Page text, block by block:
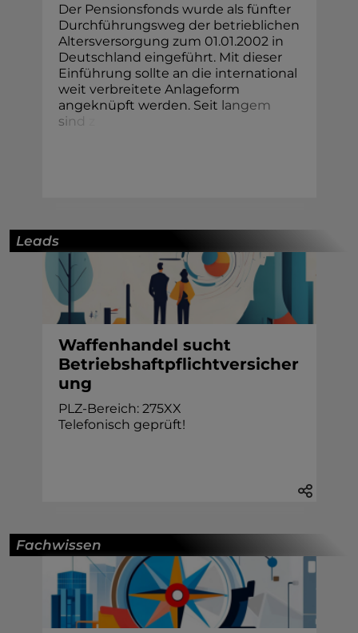
Der Pensionsfonds wurde als fünfter
Durchführungsweg der betrieblichen
Altersversorgung zum 01.01.2002 in
Deutschland eingeführt. Mit dieser
Einführung sollte an die international
weit verbreitete Anlageform
angeknüpft werden. Seit langem
sind
Leads
Waffenhandel sucht
Betriebshaftpflichtversicher
ung
PLZ-Bereich: 275XX
Telefonisch geprüft!
Fachwissen